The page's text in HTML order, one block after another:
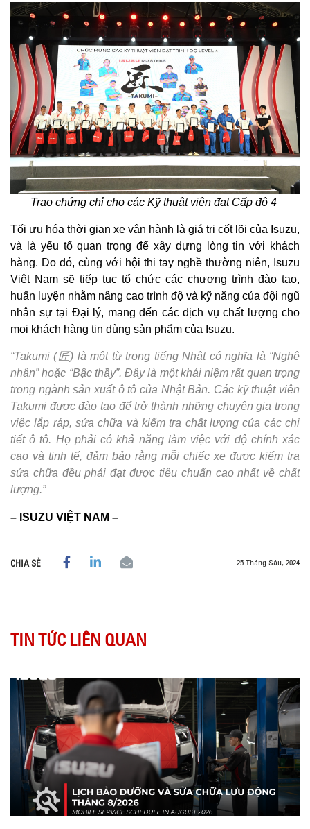
Trao chứng chỉ cho các Kỹ thuật viên đạt Cấp độ 4
Tối ưu hóa thời gian xe vận hành là giá trị cốt lõi của Isuzu,
và là yếu tố quan trọng để xây dựng lòng tin với khách
hàng. Do đó, cùng với hội thi tay nghề thường niên, Isuzu
Việt Nam sẽ tiếp tục tổ chức các chương trình đào tạo,
huấn luyện nhằm nâng cao trình độ và kỹ năng của đội ngũ
nhân sự tại Đại lý, mang đến các dịch vụ chất lượng cho
mọi khách hàng tin dùng sản phẩm của Isuzu.
“Takumi (匠) là một từ trong tiếng Nhật có nghĩa là “Nghệ
nhân” hoặc “Bậc thầy”. Đây là một khái niệm rất quan trọng
trong ngành sản xuất ô tô của Nhật Bản. Các kỹ thuật viên
Takumi được đào tạo để trở thành những chuyên gia trong
việc lắp ráp, sửa chữa và kiểm tra chất lượng của các chi
tiết ô tô. Họ phải có khả năng làm việc với độ chính xác
cao và tinh tế, đảm bảo rằng mỗi chiếc xe được kiểm tra
sửa chữa đều phải đạt được tiêu chuẩn cao nhất về chất
lượng.”
– ISUZU VIỆT NAM –
CHIA SẺ 25 Tháng Sáu, 2024
TIN TỨC LIÊN QUAN